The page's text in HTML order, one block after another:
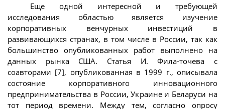
Еще одной интересной и требующей
исследования областью является изучение
корпоративных венчурных инвестиций в
развивающихся странах, в том числе в России, так как
большинство опубликованных работ выполнено на
данных рынка США. Статья И. Фила-точева с
соавторами [7], опубликованная в 1999 г., описывала
состояние корпоративного инновационного
предпринимательства в России, Украине и Беларуси на
тот период времени. Между тем, согласно опросу